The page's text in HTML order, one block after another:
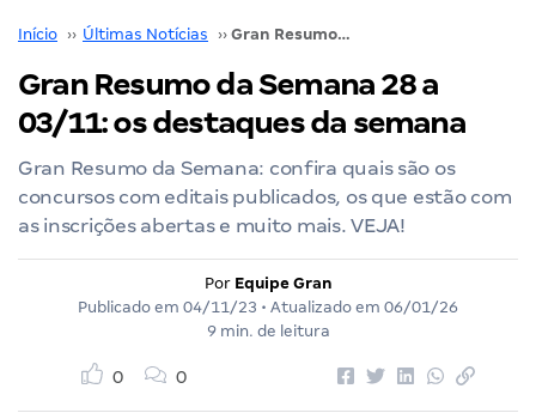
Início ›› Últimas Notícias ›› Gran Resumo da Semana 28 a 03/11: os destaques da semana
Gran Resumo da Semana 28 a
03/11: os destaques da semana
Gran Resumo da Semana: confira quais são os
concursos com editais publicados, os que estão com
as inscrições abertas e muito mais. VEJA!
Por Equipe Gran
Publicado em 04/11/23 • Atualizado em 06/01/26
9 min. de leitura
0 0